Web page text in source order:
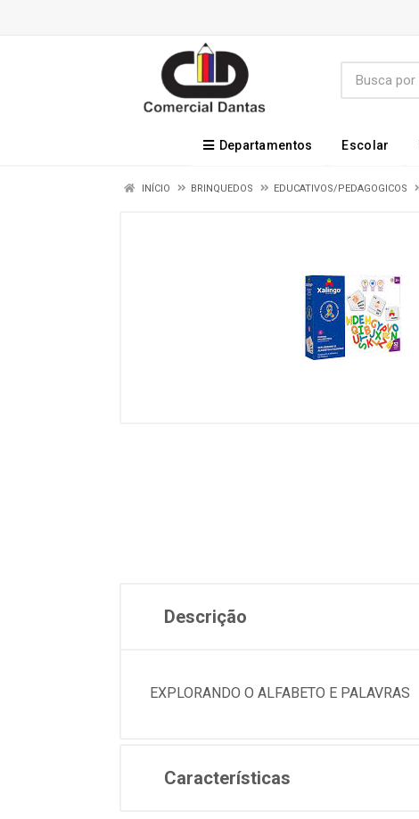
Departamentos Escolar
INÍCIO BRINQUEDOS EDUCATIVOS/PEDAGOGICOS
Descrição
EXPLORANDO O ALFABETO E PALAVRAS
Características